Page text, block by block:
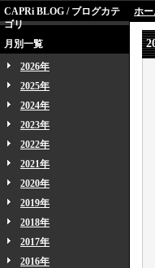
CAPRi BLOG / ブログカテ
ゴリ
月別一覧
2026年
2025年
2024年
2023年
2022年
2021年
2020年
2019年
2018年
2017年
2016年
ホ